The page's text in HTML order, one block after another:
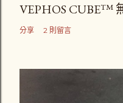
VEPHOS CUBE™
分享 2 則留言